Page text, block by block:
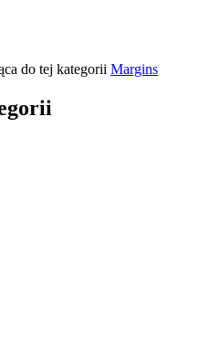
do tej kategorii Margins